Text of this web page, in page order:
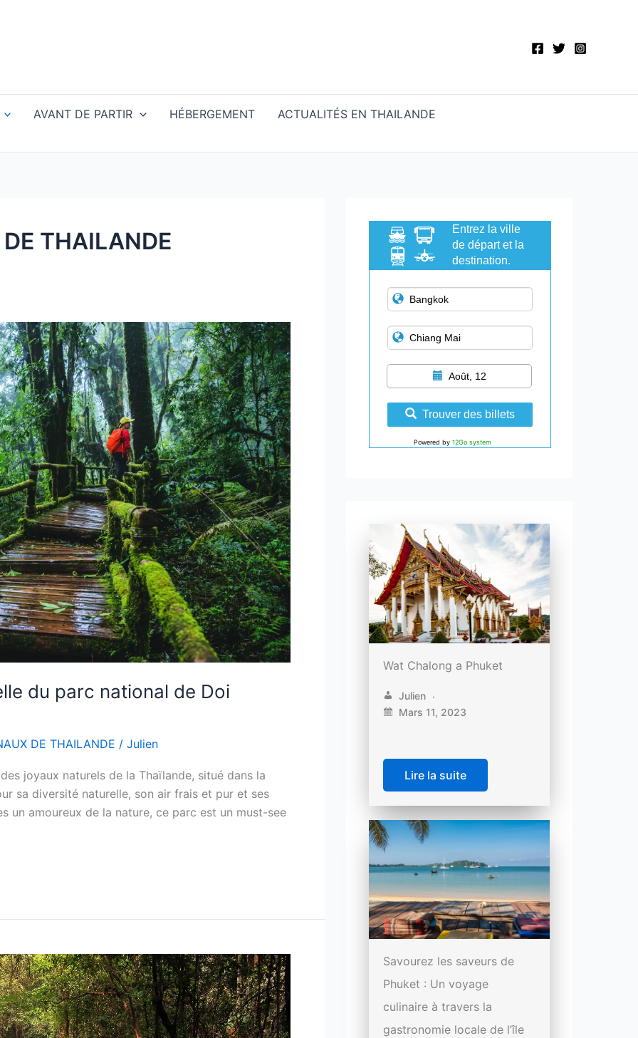
AVANT DE PARTIR HÉBERGEMENT
ACTUALITÉS EN THAILANDE
THAILANDE
du parc national de Doi
DE THAILANDE / Julien
joyaux naturels de la Thaïlande, situé dans la
sa diversité naturelle, son air frais et pur et ses
un amoureux de la nature, ce parc est un must-see
Entrez la ville
de départ et la
destination.
Août, 12
Trouver des billets
Powered by 12Go system
Wat Chalong a Phuket
Julien
Mars 11, 2023
Lire la suite
Savourez les saveurs de
Phuket : Un voyage
culinaire à travers la
gastronomie locale de l’île